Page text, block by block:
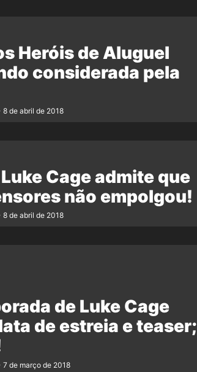
Heróis de Aluguel
considerada pela
8 de abril de 2018
Cage admite que
não empolgou!
8 de abril de 2018
de Luke Cage
de estreia e teaser;
7 de março de 2018